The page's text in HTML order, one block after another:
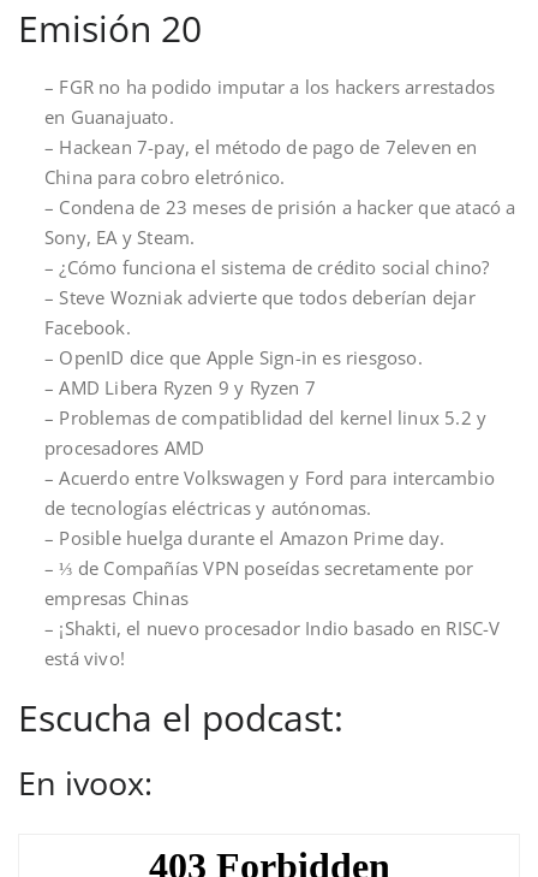
Emisión 20
– FGR no ha podido imputar a los hackers arrestados
en Guanajuato.
– Hackean 7-pay, el método de pago de 7eleven en
China para cobro eletrónico.
– Condena de 23 meses de prisión a hacker que atacó a
Sony, EA y Steam.
– ¿Cómo funciona el sistema de crédito social chino?
– Steve Wozniak advierte que todos deberían dejar
Facebook.
– OpenID dice que Apple Sign-in es riesgoso.
– AMD Libera Ryzen 9 y Ryzen 7
– Problemas de compatiblidad del kernel linux 5.2 y
procesadores AMD
– Acuerdo entre Volkswagen y Ford para intercambio
de tecnologías eléctricas y autónomas.
– Posible huelga durante el Amazon Prime day.
– ⅓ de Compañías VPN poseídas secretamente por
empresas Chinas
– ¡Shakti, el nuevo procesador Indio basado en RISC-V
está vivo!
Escucha el podcast:
En ivoox: